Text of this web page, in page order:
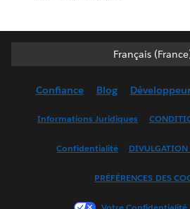
Français
Français
English (UK)
Français
Confiance Blog
Informations Juridiques
Confidentialité DIVULGATION
PRÉFÉRENCES DES